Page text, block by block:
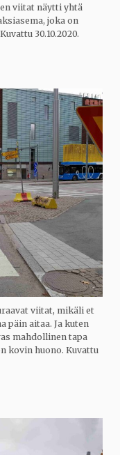
viitat näytti yhtä
joka on
30.10.2020.
viitat, mikäli et
päin aitaa. Ja kuten
mahdollinen tapa
kovin huono. Kuvattu